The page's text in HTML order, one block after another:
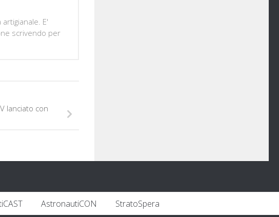
E'
scrivendo per
lanciato con
AstronautiCON StratoSpera